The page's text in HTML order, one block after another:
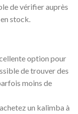
de vérifier auprès
stock.
option pour
de trouver des
moins de
un kalimba à